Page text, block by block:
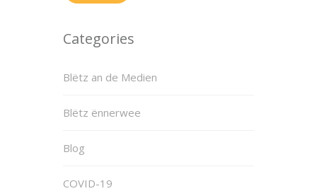
Categories
Blëtz an de Medien
Blëtz ënnerwee
Blog
COVID-19